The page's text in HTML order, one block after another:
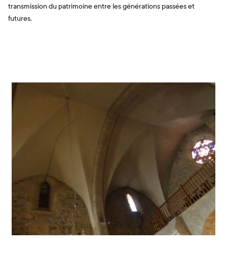
transmission du patrimoine entre les générations passées et
futures.